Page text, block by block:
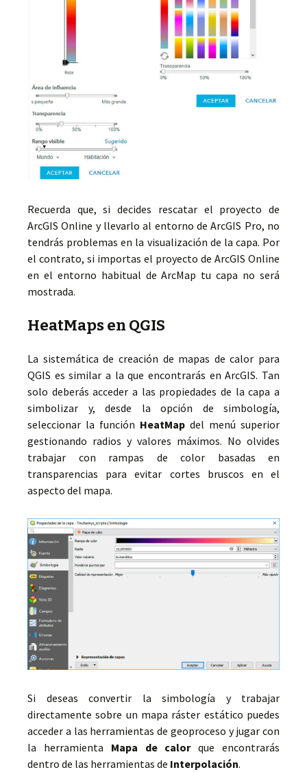
Recuerda que, si decides rescatar el proyecto de
ArcGIS Online y llevarlo al entorno de ArcGIS Pro, no
tendrás problemas en la visualización de la capa. Por
el contrato, si importas el proyecto de ArcGIS Online
en el entorno habitual de ArcMap tu capa no será
mostrada.
HeatMaps en QGIS
La sistemática de creación de mapas de calor para
QGIS es similar a la que encontrarás en ArcGIS. Tan
solo deberás acceder a las propiedades de la capa a
simbolizar y, desde la opción de simbología,
seleccionar la función HeatMap del menú superior
gestionando radios y valores máximos. No olvides
trabajar con rampas de color basadas en
transparencias para evitar cortes bruscos en el
aspecto del mapa.
Si deseas convertir la simbología y trabajar
directamente sobre un mapa ráster estático puedes
acceder a las herramientas de geoproceso y jugar con
la herramienta Mapa de calorque encontrarás
dentro de las herramientas de Interpolación.